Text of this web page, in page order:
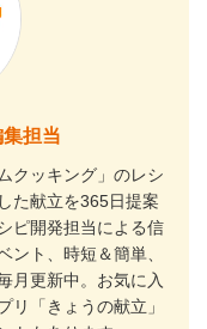
担当
クッキング」のレシ
た献立を365日提案
ピ開発担当による信
ント、時短＆簡単、
月更新中。お気に入
リ「きょうの献立」